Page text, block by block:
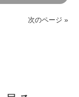
次のページ »